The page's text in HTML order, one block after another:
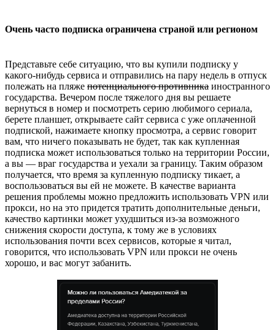
Очень часто подписка ограничена страной или регионом
Представьте себе ситуацию, что вы купили подписку у
какого-нибудь сервиса и отправились на пару недель в отпуск
полежать на пляже потенциального противника иностранного
государства. Вечером после тяжелого дня вы решаете
вернуться в номер и посмотреть серию любимого сериала,
берете планшет, открываете сайт сервиса с уже оплаченной
подпиской, нажимаете кнопку просмотра, а сервис говорит
вам, что ничего показывать не будет, так как купленная
подписка может использоваться только на территории России,
а вы — враг государства и уехали за границу. Таким образом
получается, что время за купленную подписку тикает, а
воспользоваться вы ей не можете. В качестве варианта
решения проблемы можно предложить использовать VPN или
прокси, но на это придется тратить дополнительные деньги,
качество картинки может ухудшиться из-за возможного
снижения скорости доступа, к тому же в условиях
использования почти всех сервисов, которые я читал,
говорится, что использовать VPN или прокси не очень
хорошо, и вас могут забанить.